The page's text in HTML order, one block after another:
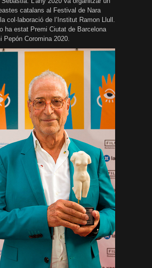
catalans al Festival de Nara
col·laboració de l’Institut Ramon Llull.
ha estat Premi Ciutat de Barcelona
Pepón Coromina 2020.